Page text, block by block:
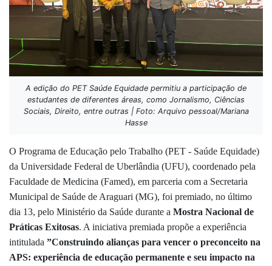
A edição do PET Saúde Equidade permitiu a participação de
estudantes de diferentes áreas, como Jornalismo, Ciências
Sociais, Direito, entre outras | Foto: Arquivo pessoal/Mariana
Hasse
O Programa de Educação pelo Trabalho (PET - Saúde Equidade)
da Universidade Federal de Uberlândia (UFU), coordenado pela
Faculdade de Medicina (Famed), em parceria com a Secretaria
Municipal de Saúde de Araguari (MG), foi premiado, no último
dia 13, pelo Ministério da Saúde durante a Mostra Nacional de
Práticas Exitosas. A iniciativa premiada propõe a experiência
intitulada ”Construindo alianças para vencer o preconceito na
APS: experiência de educação permanente e seu impacto na